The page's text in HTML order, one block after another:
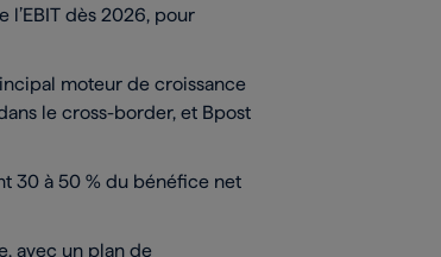
l’EBIT dès 2026, pour
moteur de croissance
le cross-border, et Bpost
30 à 50 % du bénéfice net
avec un plan de